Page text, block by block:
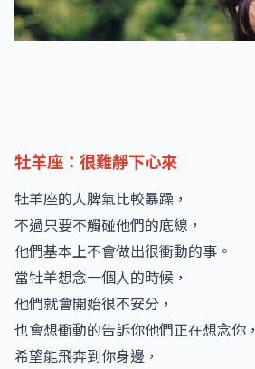
牡羊座：很難靜下心來
牡羊座的人脾氣比較暴躁，
不過只要不觸碰他們的底線，
他們基本上不會做出很衝動的事。
當牡羊想念一個人的時候，
他們就會開始很不安分，
也會想衝動的告訴你他們正在想念你，
希望能飛奔到你身邊，